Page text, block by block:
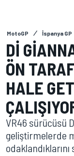
MotoGP İspanya GP
DI
ÖN
HALE
VR46 sürücüsü
geliştirmelerde
odaklandıklarını